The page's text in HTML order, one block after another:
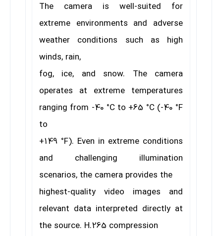
The camera is well-suited for
extreme environments and adverse
weather conditions such as high
winds, rain,
fog, ice, and snow. The camera
operates at extreme temperatures
ranging from -40 °C to +65 °C (-40 °F
to
+149 °F). Even in extreme conditions
and challenging illumination
scenarios, the camera provides the
highest-quality video images and
relevant data interpreted directly at
the source. H.265 compression